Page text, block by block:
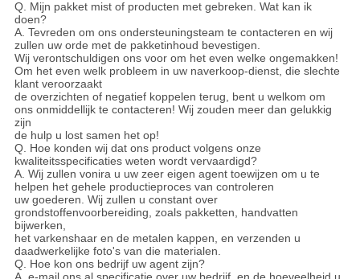
Q. Mijn pakket mist of producten met gebreken. Wat kan ik
doen?
A. Tevreden om ons ondersteuningsteam te contacteren en wij
zullen uw orde met de pakketinhoud bevestigen.
Wij verontschuldigen ons voor om het even welke ongemakken!
Om het even welk probleem in uw naverkoop-dienst, die slechte
klant veroorzaakt
de overzichten of negatief koppelen terug, bent u welkom om
ons onmiddellijk te contacteren! Wij zouden meer dan gelukkig
zijn
de hulp u lost samen het op!
Q. Hoe konden wij dat ons product volgens onze
kwaliteitsspecificaties weten wordt vervaardigd?
A. Wij zullen vonira u uw zeer eigen agent toewijzen om u te
helpen het gehele productieproces van controleren
uw goederen. Wij zullen u constant over
grondstoffenvoorbereiding, zoals pakketten, handvatten
bijwerken,
het varkenshaar en de metalen kappen, en verzenden u
daadwerkelijke foto's van die materialen.
Q. Hoe kon ons bedrijf uw agent zijn?